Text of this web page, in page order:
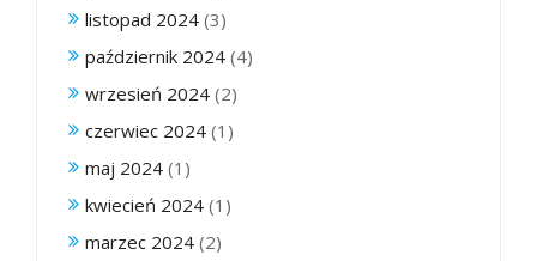
listopad 2024 (3)
październik 2024 (4)
wrzesień 2024 (2)
czerwiec 2024 (1)
maj 2024 (1)
kwiecień 2024 (1)
marzec 2024 (2)